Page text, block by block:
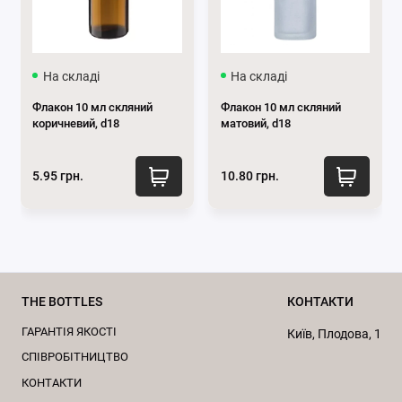
На складі
Флакон 10 мл скляний
коричневий, d18
5.95 грн.
На складі
Флакон 10 мл скляний
матовий, d18
10.80 грн.
THE BOTTLES
ГАРАНТІЯ ЯКОСТІ
CПІВРОБІТНИЦТВО
КОНТАКТИ
КОНТАКТИ
Київ, Плодова, 1